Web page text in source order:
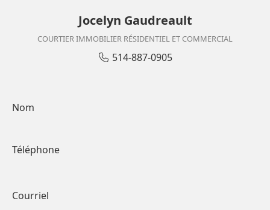
Jocelyn Gaudreault
COURTIER IMMOBILIER RÉSIDENTIEL ET COMMERCIAL
514-887-0905
Nom
Téléphone
Courriel